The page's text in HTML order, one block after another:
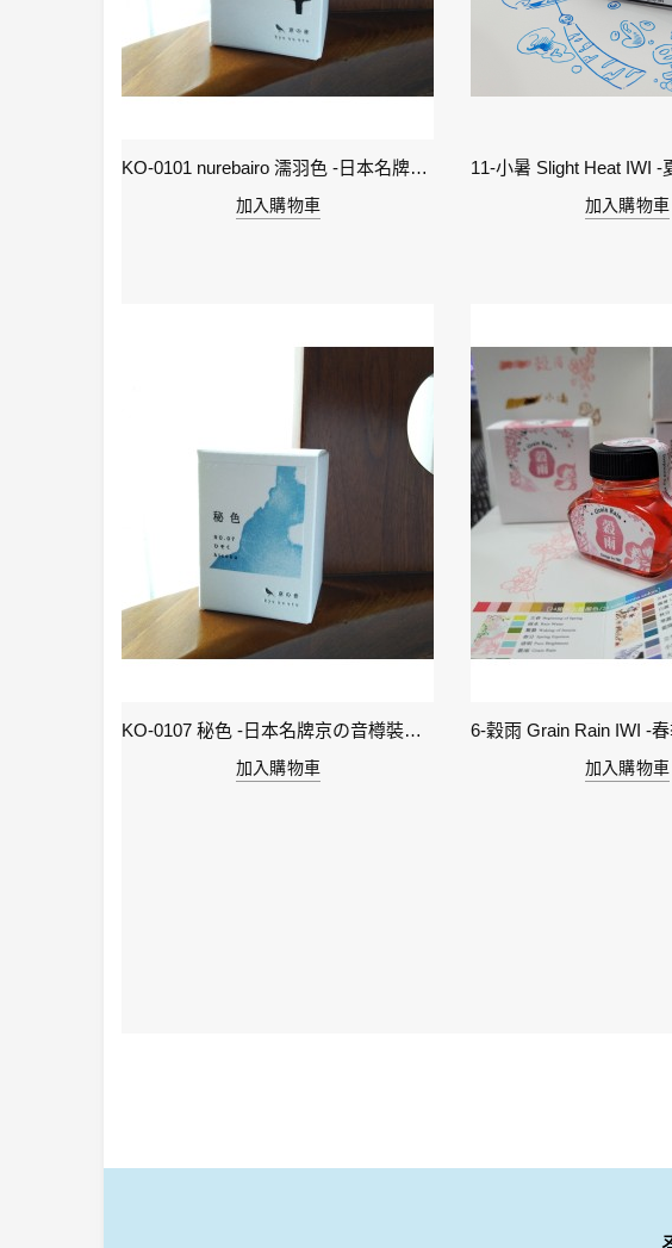
KO-0101 nurebairo 濡羽色 -日本名牌京の音樽裝鋼筆墨水40ml 4573356130012
加入購物車
KO-0107 秘色 -日本名牌京の音樽裝鋼筆墨水 4573356130234 - 40ml
加入購物車
加入購物車
加入購物車